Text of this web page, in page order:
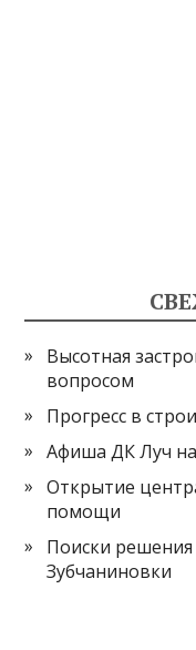
Высотная
вопросом
Прогресс в
Афиша ДК Луч
Открытие
помощи
Поиски
Зубчаниновки